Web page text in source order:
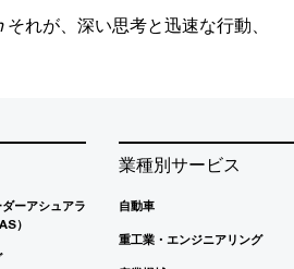
それが、深い思考と迅速な行動、
ーアシュアラ
）
業種別サービス
自動車
重工業・エンジニアリング